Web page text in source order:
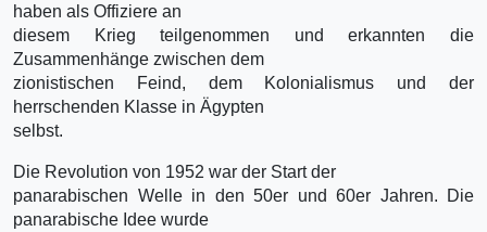
haben als Offiziere an
diesem Krieg teilgenommen und erkannten die
Zusammenhänge zwischen dem
zionistischen Feind, dem Kolonialismus und der
herrschenden Klasse in Ägypten
selbst.
Die Revolution von 1952 war der Start der
panarabischen Welle in den 50er und 60er Jahren. Die
panarabische Idee wurde